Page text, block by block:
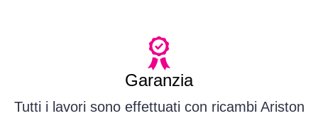
Garanzia
Tutti i lavori sono effettuati con ricambi Ariston